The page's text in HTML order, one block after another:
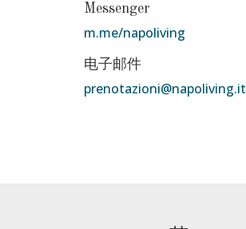
Messenger
m.me/napoliving
电子邮件
prenotazioni@napoliving.it